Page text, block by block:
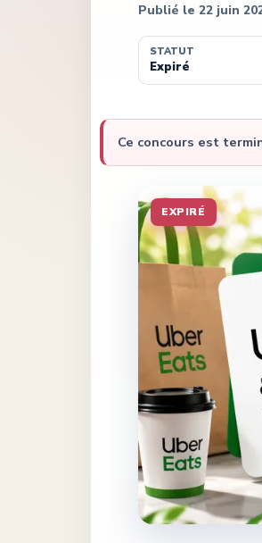
Publié le 22 juin
STATUT
Expiré
Ce concours est
EXPIRÉ